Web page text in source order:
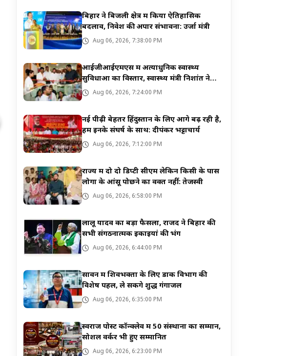
बिहार ने बिजली क्षेत्र में किया ऐतिहासिक
बदलाव, निवेश की अपार संभावना: उर्जा मंत्री
Aug 06, 2026, 7:38:00 PM
आईजीआईएमएस में अत्याधुनिक स्वास्थ्य
सुविधाओं का विस्तार, स्वास्थ्य मंत्री निशांत ने
किया उद्घाटन
Aug 06, 2026, 7:24:00 PM
नई पीढ़ी बेहतर हिंदुस्तान के लिए आगे बढ़ रही है,
हम इनके संघर्ष के साथ: दीपंकर भट्टाचार्य
Aug 06, 2026, 7:12:00 PM
राज्य में दो दो डिप्टी सीएम लेकिन किसी के पास
लोगों के आंसू पोछने का वक्त नहीं: तेजस्वी
Aug 06, 2026, 6:58:00 PM
लालू यादव का बड़ा फैसला, राजद ने बिहार की
सभी संगठनात्मक इकाइयां की भंग
Aug 06, 2026, 6:44:00 PM
सावन में शिवभक्तों के लिए डाक विभाग की
विशेष पहल, ले सकेंगे शुद्ध गंगाजल
Aug 06, 2026, 6:35:00 PM
स्वराज पोस्ट कॉन्क्लेव में 50 संस्थानों का सम्मान,
सोशल वर्कर भी हुए सम्मानित
Aug 06, 2026, 6:23:00 PM